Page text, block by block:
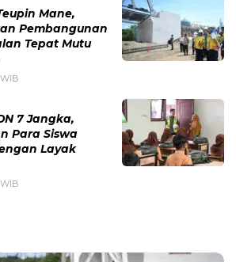
Mane,
Pembangunan
Tepat Mutu
7 Jangka,
Para Siswa
Layak